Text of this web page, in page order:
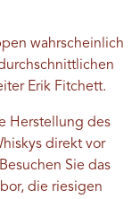
wahrscheinlich
Erik Fitchett.
Herstellung des
direkt vor
Sie das
die riesigen